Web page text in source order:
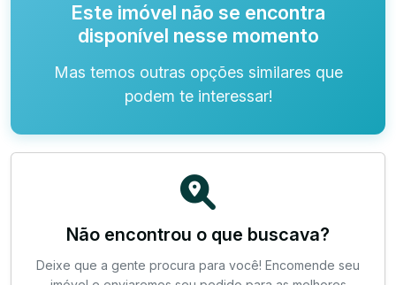
Este imóvel não se encontra
disponível nesse momento
Mas temos outras opções similares que
podem te interessar!
Não encontrou o que buscava?
Deixe que a gente procura para você! Encomende seu